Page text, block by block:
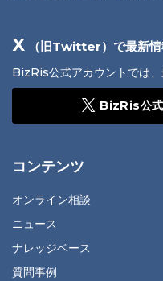
X （旧Twitter）で最新情
BizRis公式アカウントでは、
BizRis公式
コンテンツ
オンライン相談
ニュース
ナレッジベース
質問事例